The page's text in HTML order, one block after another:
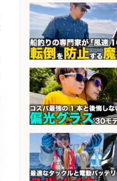
製造「組立・加工
製造企業にてNC旋
日勤寮完備
会社名 フジアルテ株
和食, 居酒屋/キッチ
の魚と馬刺しの店
正社員募集
会社名
天草の魚と馬
の魚と馬刺し